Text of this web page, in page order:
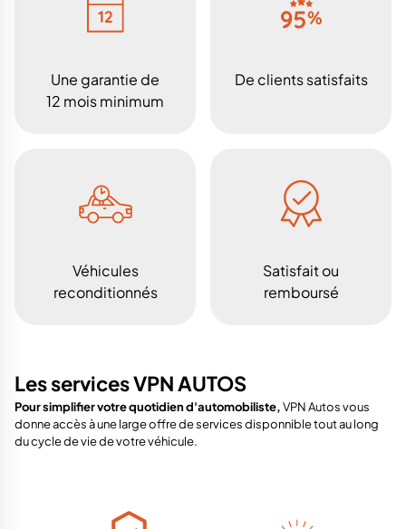
Une garantie de
12 mois minimum
De clients satisfaits
Véhicules
reconditionnés
Satisfait ou
remboursé
Les services VPN AUTOS
Pour simplifier votre quotidien d'automobiliste,VPN Autos vous
donne accès à une large offre de services disponnible tout au long
du cycle de vie de votre véhicule.